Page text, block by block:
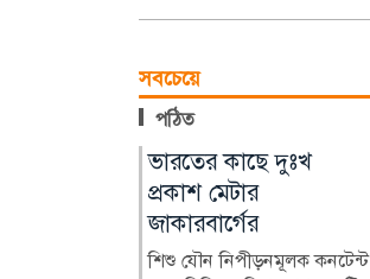
সবচেয়ে
পঠিত
ভারতের কাছে দুঃখ
প্রকাশ মেটার
জাকারবার্গের
শিশু যৌন নিপীড়নমূলক কনটেন্ট
জোবাইরের ওপর
হামলার প্রতিবাদে
কুড়িগ্রামে
সাংবাদিকদের